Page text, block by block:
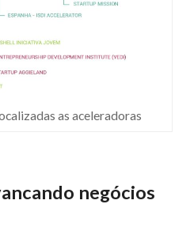
as aceleradoras
negócios